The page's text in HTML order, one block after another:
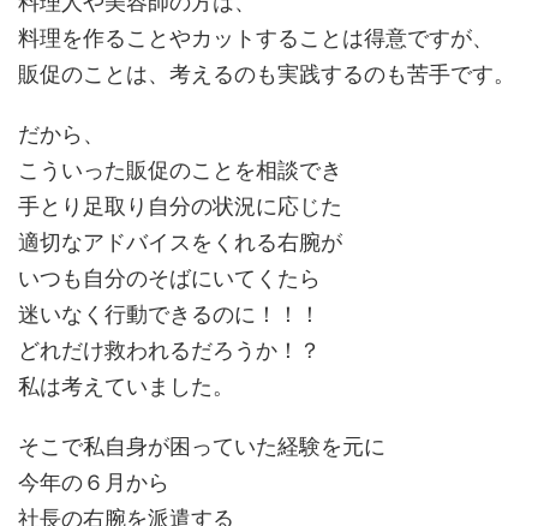
料理を作ることやカットすることは得意ですが、
販促のことは、考えるのも実践するのも苦手です。
だから、
こういった販促のことを相談でき
手とり足取り自分の状況に応じた
適切なアドバイスをくれる右腕が
いつも自分のそばにいてくたら
迷いなく行動できるのに！！！
どれだけ救われるだろうか！？
私は考えていました。
そこで私自身が困っていた経験を元に
今年の６月から
社長の右腕を派遣する